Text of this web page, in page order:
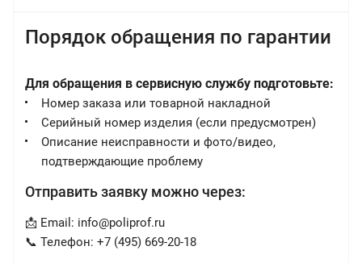
Порядок обращения по гарантии
Для обращения в сервисную службу подготовьте:
Номер заказа или товарной накладной
Серийный номер изделия (если предусмотрен)
Описание неисправности и фото/видео,
подтверждающие проблему
Отправить заявку можно через:
📩 Email: info@poliprof.ru
📞 Телефон: +7 (495) 669-20-18